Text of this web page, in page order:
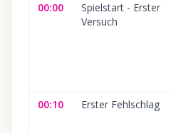
00:00
Spielstart - Erster
Versuch
00:10
Erster Fehlschlag